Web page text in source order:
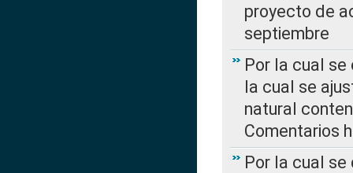
proyecto de
septiembre
Por la cual se
la cual se
natural
Comentarios
Por la cual